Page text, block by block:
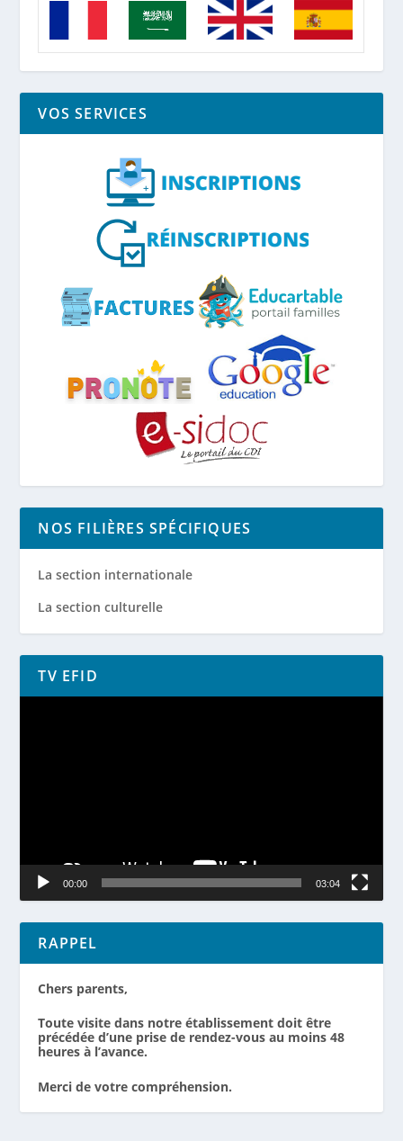
VOS SERVICES
NOS FILIÈRES SPÉCIFIQUES
La section internationale
La section culturelle
TV EFID
00:00 03:04
RAPPEL
Chers parents,
Toute visite dans notre établissement doit être
précédée d’une prise de rendez-vous au moins 48
heures à l’avance.
Merci de votre compréhension.